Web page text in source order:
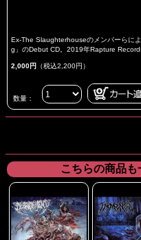
Ex-The Slaughterhouseのメンバーらに
g」のDebut CD。2019年Rapture Records
2,000円 （税込2,200円）
数量：
こちらの商品